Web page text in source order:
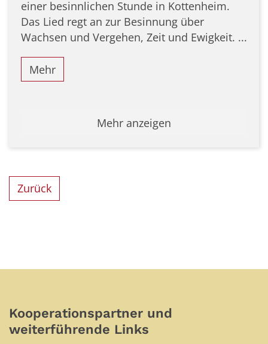
einer besinnlichen Stunde in Kottenheim.
Das Lied regt an zur Besinnung über
Wachsen und Vergehen, Zeit und Ewigkeit. ...
Mehr
Mehr anzeigen
Zurück
Kooperationspartner und
weiterführende Links